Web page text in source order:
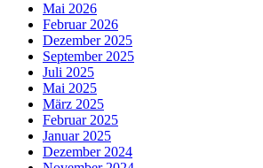
Mai 2026
Februar 2026
Dezember 2025
September 2025
Juli 2025
Mai 2025
März 2025
Februar 2025
Januar 2025
Dezember 2024